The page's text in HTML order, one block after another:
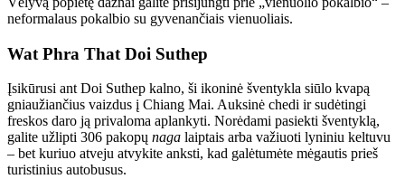
neformalaus pokalbio su gyvenančiais vienuoliais.
Wat Phra That Doi Suthep
Įsikūrusi ant Doi Suthep kalno, ši ikoninė šventykla siūlo kvapą
gniaužiančius vaizdus į Chiang Mai. Auksinė chedi ir sudėtingi
freskos daro ją privaloma aplankyti. Norėdami pasiekti šventyklą,
galite užlipti 306 pakopų naga laiptais arba važiuoti lyniniu keltuvu
– bet kuriuo atveju atvykite anksti, kad galėtumėte mėgautis prieš
turistinius autobusus.